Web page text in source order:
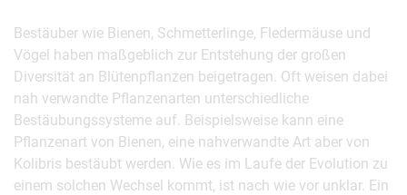
Bestäuber wie Bienen, Schmetterlinge, Fledermäuse und
Vögel haben maßgeblich zur Entstehung der großen
Diversität an Blütenpflanzen beigetragen. Oft weisen dabei
nah verwandte Pflanzenarten unterschiedliche
Bestäubungssysteme auf. Beispielsweise kann eine
Pflanzenart von Bienen, eine nahverwandte Art aber von
Kolibris bestäubt werden. Wie es im Laufe der Evolution zu
einem solchen Wechsel kommt, ist nach wie vor unklar. Ein